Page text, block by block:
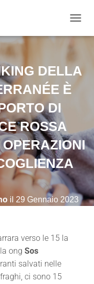
DELLA
È
DI
ROSSA
il 29 Gennaio 2023
verso le 15 la
ong Sos
salvati nelle
ci sono 15